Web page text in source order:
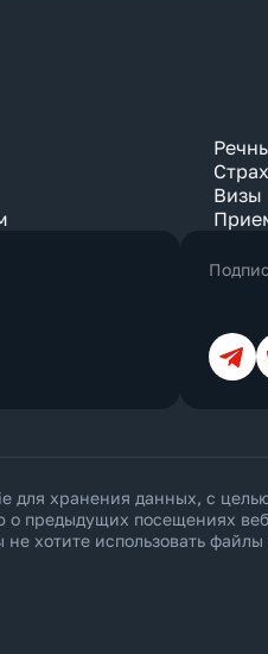
Визы
хранения данных, с
посещениях
не хотите использовать